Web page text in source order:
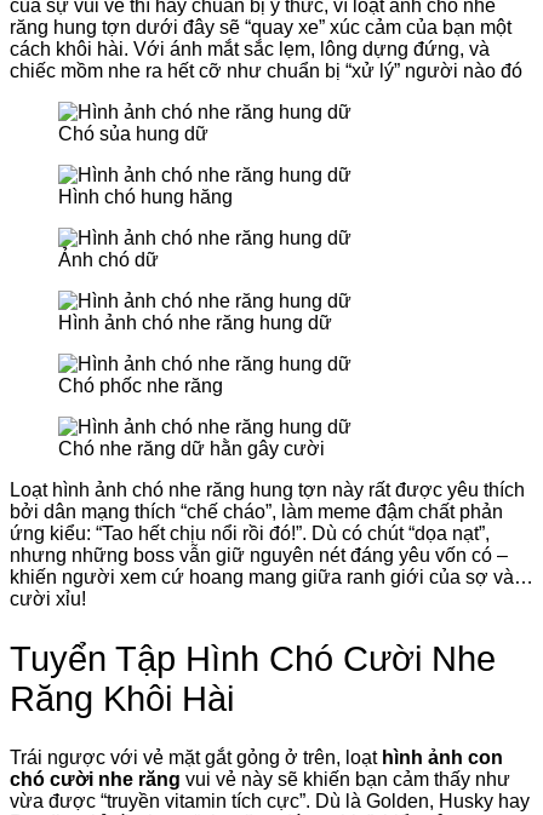
của sự vui vẻ thì hãy chuẩn bị ý thức, vì loạt ảnh chó nhe
răng hung tợn dưới đây sẽ “quay xe” xúc cảm của bạn một
cách khôi hài. Với ánh mắt sắc lẹm, lông dựng đứng, và
chiếc mồm nhe ra hết cỡ như chuẩn bị “xử lý” người nào đó
Chó sủa hung dữ
Hình chó hung hăng
Ảnh chó dữ
Hình ảnh chó nhe răng hung dữ
Chó phốc nhe răng
Chó nhe răng dữ hằn gây cười
Loạt hình ảnh chó nhe răng hung tợn này rất được yêu thích
bởi dân mạng thích “chế cháo”, làm meme đậm chất phản
ứng kiểu: “Tao hết chịu nổi rồi đó!”. Dù có chút “dọa nạt”,
nhưng những boss vẫn giữ nguyên nét đáng yêu vốn có –
khiến người xem cứ hoang mang giữa ranh giới của sợ và…
cười xỉu!
Tuyển Tập Hình Chó Cười Nhe
Răng Khôi Hài
Trái ngược với vẻ mặt gắt gỏng ở trên, loạt hình ảnh con
chó cười nhe răng vui vẻ này sẽ khiến bạn cảm thấy như
vừa được “truyền vitamin tích cực”. Dù là Golden, Husky hay